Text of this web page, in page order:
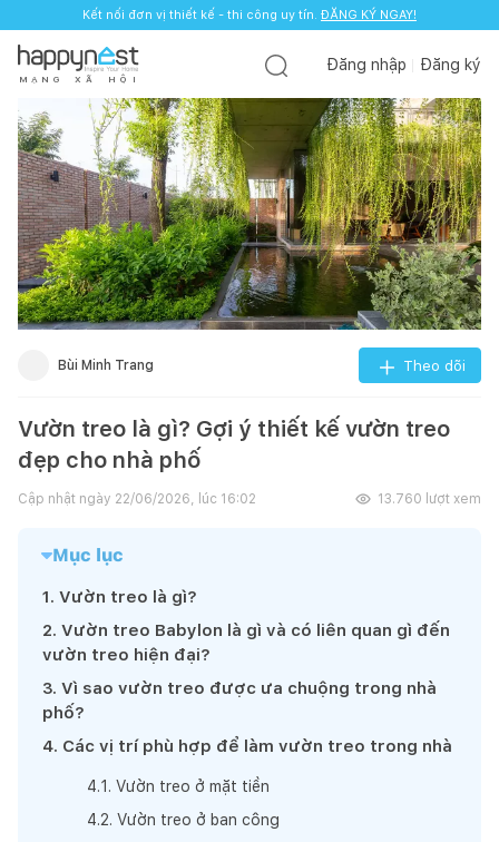
Kết nối đơn vị thiết kế - thi công uy tín. ĐĂNG KÝ NGAY!
M Ạ N G X Ã H Ộ I
Đăng nhập Đăng ký
Bùi Minh Trang Theo dõi
Vườn treo là gì? Gợi ý thiết kế vườn treo
đẹp cho nhà phố
Cập nhật ngày 22/06/2026, lúc 16:02 13.760 lượt xem
Mục lục
1. Vườn treo là gì?
2. Vườn treo Babylon là gì và có liên quan gì đến
vườn treo hiện đại?
3. Vì sao vườn treo được ưa chuộng trong nhà
phố?
4. Các vị trí phù hợp để làm vườn treo trong nhà
4.1 . Vườn treo ở mặt tiền
4.2. Vườn treo ở ban công